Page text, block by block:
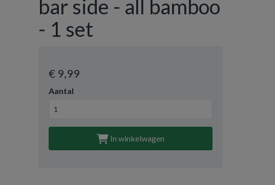
bar side - all bamboo
- 1 set
€ 9,99
Aantal
In winkelwagen